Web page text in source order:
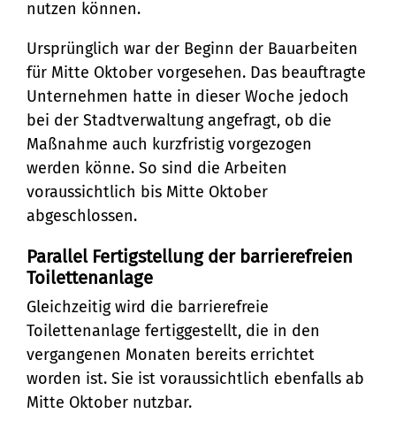
Mobilität
Sanierungsgebiete
Wohnen
Sport
Stadtarchiv
Tourismus
Veranstaltungskalender
(Metropolregion HH)
Soziales
Familie und Betreuung
Stadtteilarbeit
Bürger:innenbeteiligung
Ehrenamt
Ordnungsamt
Schiedsamt
Ortsrecht
Straßenreinigung und
Winterdienst
Telefon:
04131 - 309-0
E-Mail:
stadt@stadt.lueneburg.de
Anschrift:
Am Ochsenmarkt 1
21335 Lüneburg
nutzen können.
Ursprünglich war der Beginn der Bauarbeiten
für Mitte Oktober vorgesehen. Das beauftragte
Unternehmen hatte in dieser Woche jedoch
bei der Stadtverwaltung angefragt, ob die
Maßnahme auch kurzfristig vorgezogen
werden könne. So sind die Arbeiten
voraussichtlich bis Mitte Oktober
abgeschlossen.
Parallel Fertigstellung der barrierefreien
Toilettenanlage
Gleichzeitig wird die barrierefreie
Toilettenanlage fertiggestellt, die in den
vergangenen Monaten bereits errichtet
worden ist. Sie ist voraussichtlich ebenfalls ab
Mitte Oktober nutzbar.